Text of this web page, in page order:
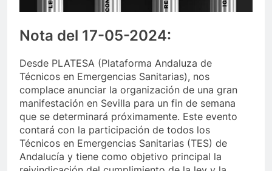
Nota del 17-05-2024:
Desde PLATESA (Plataforma Andaluza de
Técnicos en Emergencias Sanitarias), nos
complace anunciar la organización de una gran
manifestación en Sevilla para un fin de semana
que se determinará próximamente. Este evento
contará con la participación de todos los
Técnicos en Emergencias Sanitarias (TES) de
Andalucía y tiene como objetivo principal la